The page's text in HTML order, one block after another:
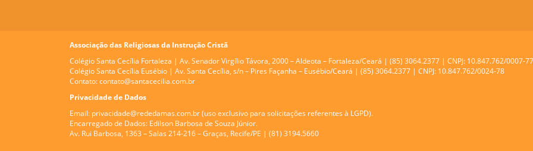
Associação das Religiosas da Instrução Cristã
Colégio Santa Cecília Fortaleza | Av. Senador Virgílio Távora, 2000 – Aldeota – Fortaleza/Ceará | (85) 3064.2377 | CNPJ: 10.847.762/0007-77
Colégio Santa Cecília Eusébio | Av. Santa Cecília, s/n – Pires Façanha – Eusébio/Ceará | (85) 3064.2377 | CNPJ: 10.847.762/0024-78
Contato:contato@santacecilia.com.br
Privacidade de Dados
Email: privacidade@rededamas.com.br(uso exclusivo para solicitações referentes à LGPD).
Encarregado de Dados: Edilson Barbosa de Souza Júnior.
Av. Rui Barbosa, 1363 – Salas 214-216 – Graças, Recife/PE | (81) 3194.5660